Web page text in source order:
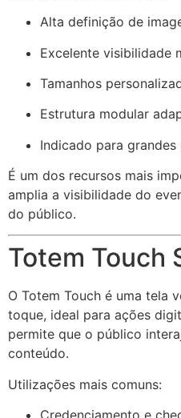
Alta definição de
Excelente visibilidade
Tamanhos
Estrutura modular
Indicado para
É um dos recursos mais
amplia a visibilidade do
do público.
Totem Touch
O Totem Touch é uma tela
toque, ideal para ações
permite que o público
conteúdo.
Utilizações mais comuns: